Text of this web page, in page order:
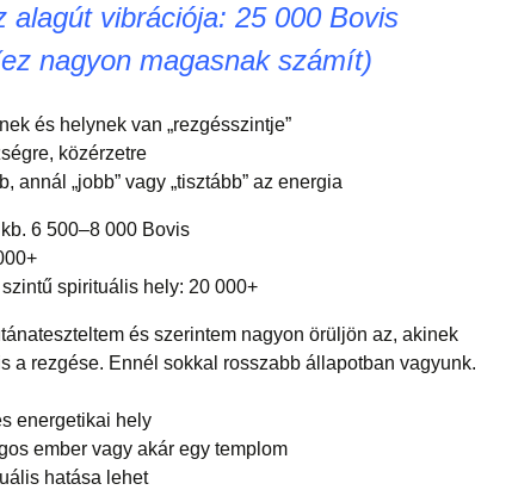
alagút vibrációja: 25 000 Bovis
nagyon magasnak számít)
és helynek van „rezgésszintje”
közérzetre
annál „jobb” vagy „tisztább” az energia
6 500–8 000 Bovis
spirituális hely: 20 000+
és szerintem nagyon örüljön az, akinek
a rezgése. Ennél sokkal rosszabb állapotban vagyunk.
energetikai hely
ember vagy akár egy templom
hatása lehet